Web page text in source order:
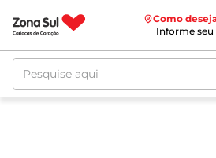
Como
Informe seu
Pesquise aqui